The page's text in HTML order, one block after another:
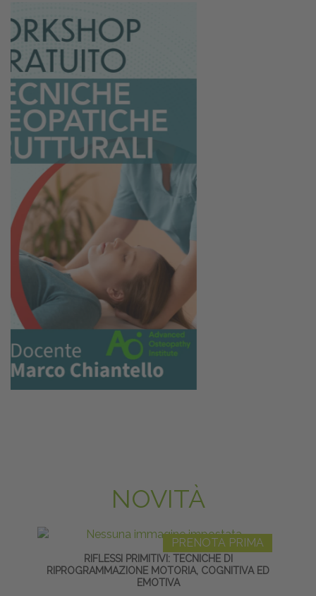
NOVITÀ
PRENOTA PRIMA
RIFLESSI PRIMITIVI: TECNICHE DI
RIPROGRAMMAZIONE MOTORIA, COGNITIVA ED
EMOTIVA